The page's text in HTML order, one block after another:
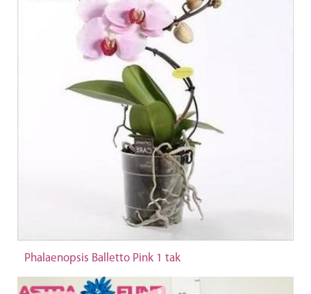
Phalaenopsis Balletto Pink 1 tak